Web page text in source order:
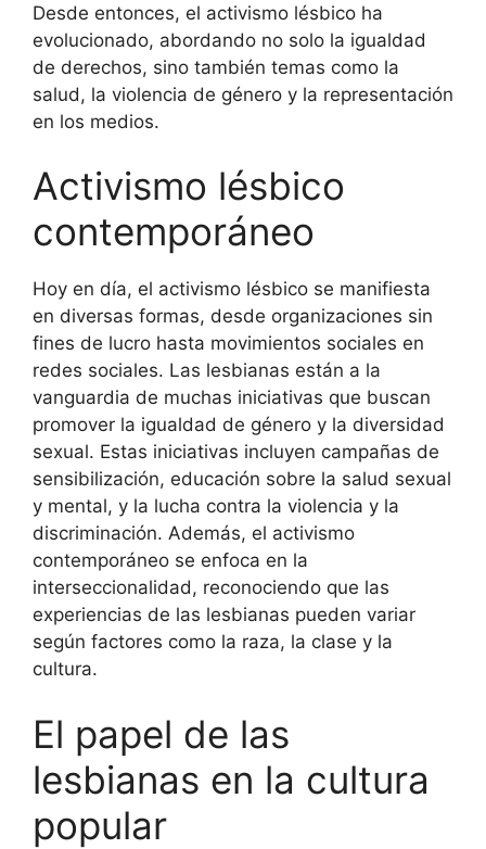
Desde entonces, el activismo lésbico ha
evolucionado, abordando no solo la igualdad
de derechos, sino también temas como la
salud, la violencia de género y la representación
en los medios.
Activismo lésbico
contemporáneo
Hoy en día, el activismo lésbico se manifiesta
en diversas formas, desde organizaciones sin
fines de lucro hasta movimientos sociales en
redes sociales. Las lesbianas están a la
vanguardia de muchas iniciativas que buscan
promover la igualdad de género y la diversidad
sexual. Estas iniciativas incluyen campañas de
sensibilización, educación sobre la salud sexual
y mental, y la lucha contra la violencia y la
discriminación. Además, el activismo
contemporáneo se enfoca en la
interseccionalidad, reconociendo que las
experiencias de las lesbianas pueden variar
según factores como la raza, la clase y la
cultura.
El papel de las
lesbianas en la cultura
popular